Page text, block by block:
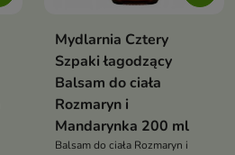
Mydlarnia Cztery
Szpaki łagodzący
Balsam do ciała
Rozmaryn i
Mandarynka 200 ml
Balsam do ciała Rozmaryn i